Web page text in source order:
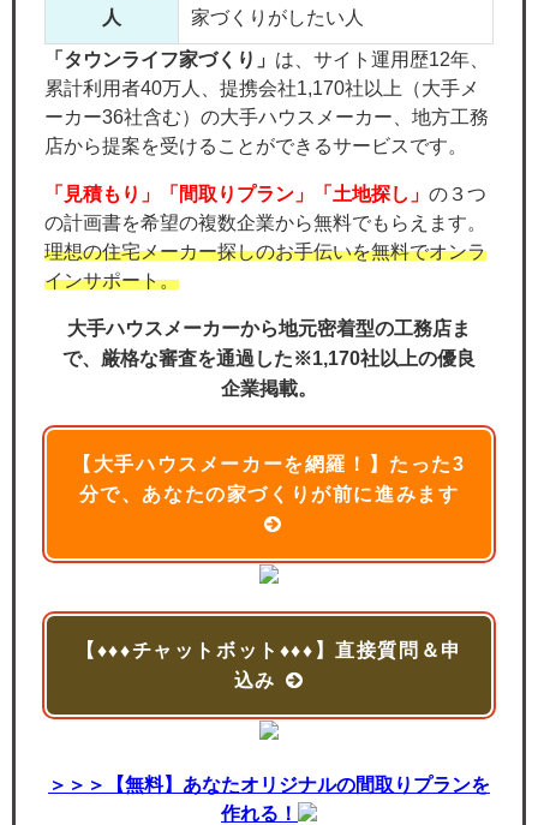
人
家づくりがしたい人
「タウンライフ家づくり」 は、サイト運用歴12年、
累計利用者40万人、提携会社1,170社以上（大手メ
ーカー36社含む）の大手ハウスメーカー、地方工務
店から提案を受けることができるサービスです。
「見積もり」「間取りプラン」「土地探し」 の３つ
の計画書を希望の複数企業から無料でもらえます。
理想の住宅メーカー探しのお手伝いを無料でオンラ
インサポート。
大手ハウスメーカーから地元密着型の工務店ま
で、厳格な審査を通過した※1,170社以上の優良
企業掲載。
【大手ハウスメーカーを網羅！】たった3
分で、あなたの家づくりが前に進みます
【♦♦♦チャットボット♦♦♦】直接質問＆申
込み
＞＞＞【無料】あなたオリジナルの間取りプランを
作れる！